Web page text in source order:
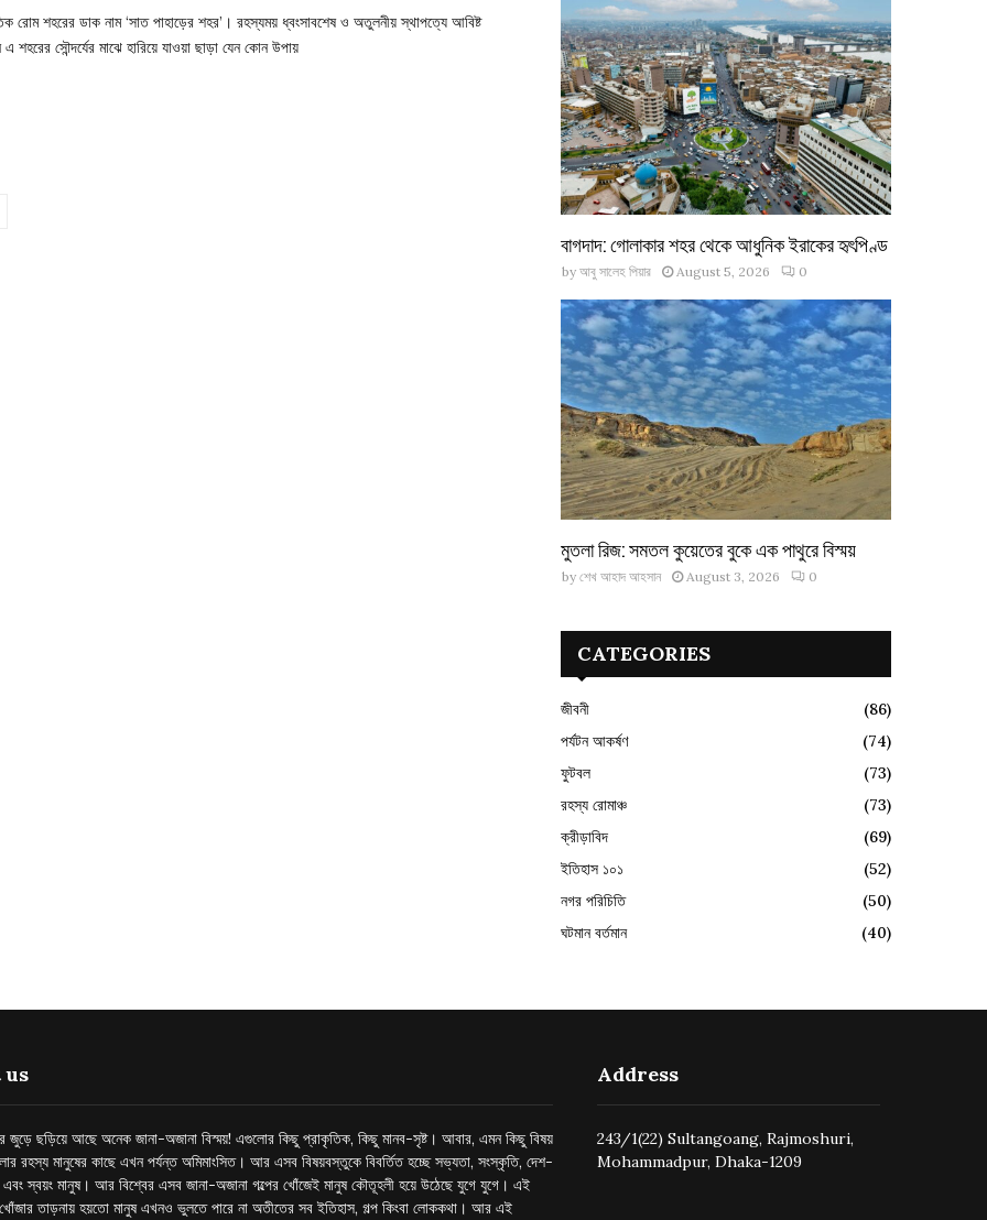
রোম শহরের ডাক নাম ‘সাত পাহাড়ের শহর’। রহস্যময় ধ্বংসাবশেষ ও অতুলনীয় স্থাপত্যে আবিষ্ট
এ শহরের সৌন্দর্যের মাঝে হারিয়ে যাওয়া ছাড়া যেন কোন উপায়
বাগদাদ: গোলাকার শহর থেকে আধুনিক ইরাকের হৃৎপিণ্ড
by আবু সালেহ পিয়ার August 5, 2026 0
মুতলা রিজ: সমতল কুয়েতের বুকে এক পাথুরে বিস্ময়
by শেখ আহাদ আহসান August 3, 2026 0
CATEGORIES
জীবনী
(86)
পর্যটন আকর্ষণ
(74)
ফুটবল
(73)
রহস্য রোমাঞ্চ
(73)
ক্রীড়াবিদ
(69)
ইতিহাস ১০১
(52)
নগর পরিচিতি
(50)
ঘটমান বর্তমান
(40)
us
জুড়ে ছড়িয়ে আছে অনেক জানা-অজানা বিস্ময়! এগুলোর কিছু প্রাকৃতিক, কিছু মানব-সৃষ্ট। আবার, এমন কিছু বিষয়
রহস্য মানুষের কাছে এখন পর্যন্ত অমিমাংসিত। আর এসব বিষয়বস্তুকে বিবর্তিত হচ্ছে সভ্যতা, সংস্কৃতি, দেশ-
এবং স্বয়ং মানুষ। আর বিশ্বের এসব জানা-অজানা গল্পের খোঁজেই মানুষ কৌতূহলী হয়ে উঠেছে যুগে যুগে। এই
তাড়নায় হয়তো মানুষ এখনও ভুলতে পারে না অতীতের সব ইতিহাস, গল্প কিংবা লোককথা। আর এই
Address
243/1(22) Sultangoang, Rajmoshuri,
Mohammadpur, Dhaka-1209